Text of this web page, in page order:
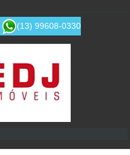
(13) 99608-0330